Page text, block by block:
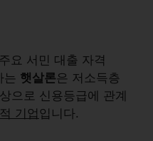
요 서민 대출 자격
는 햇살론은 저소득층
으로 신용등급에 관계
기업입니다.